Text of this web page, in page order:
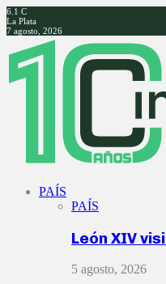
6.1 C
La Plata
7 agosto, 2026
Facebook
Twitter
Instagram
Youtube
PAÍS
PAÍS
León XIV
5 agosto, 2026